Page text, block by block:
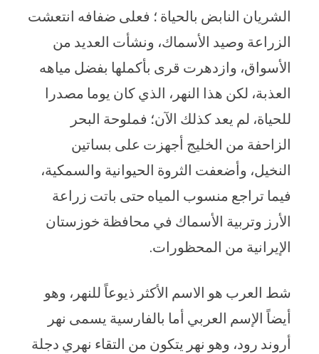
الشريان النابض بالحياة ؛ فعلى ضفافه انتعشت
الزراعة وصيد الأسماك، ونشأت العديد من
الأسواق، وازدهرت قرى بأكملها بفضل مياهه
العذبة، لكن هذا النهر، الذي كان يوما مصدرا
للحياة، لم يعد كذلك الآن؛ فملوحة البحر
الزاحفة من الخليج أجهزت على بساتين
النخيل، وأضعفت الثروة الحيوانية والسمكية،
فيما تراجع منسوب المياه حتى باتت زراعة
الأرز وتربية الأسماك في محافظة خوزستان
الإيرانية من المحظورات.
شط العرب هو الاسم الأكثر ذيوعاً للنهر، وهو
أيضاً الإسم العربي أما بالفارسية يسمى نهر
أروند رود، وهو نهر يتكون من التقاء نهري دجلة